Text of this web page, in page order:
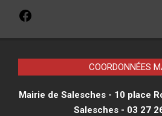
Facebook
COORDONNÉES
Mairie de Salesches - 10 place
Salesches - 03 27